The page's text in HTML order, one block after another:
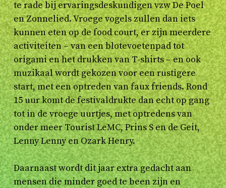
te rade bij ervaringsdeskundigen vzw De Poel
en Zonnelied. Vroege vogels zullen dan iets
kunnen eten op de food court, er zijn meerdere
activiteiten – van een blotevoetenpad tot
origami en het drukken van T-shirts – en ook
muzikaal wordt gekozen voor een rustigere
start, met een optreden van faux friends. Rond
15 uur komt de festivaldrukte dan echt op gang
tot in de vroege uurtjes, met optredens van
onder meer Tourist LeMC, Prins S en de Geit,
Lenny Lenny en Ozark Henry.
Daarnaast wordt dit jaar extra gedacht aan
mensen die minder goed te been zijn en